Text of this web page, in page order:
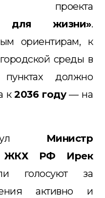
проекта
для жизни».
ориентирам, к
среды в
должно
к2036 году— на
Министр
ЖКХ РФ Ирек
голосуют за
активно и